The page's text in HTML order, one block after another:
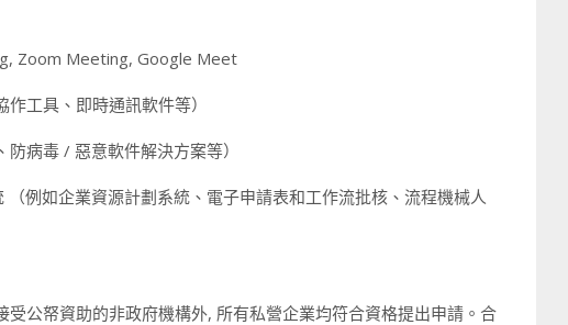
Zoom Meeting, Google Meet
工具、即時通訊軟件等）
病毒 / 惡意軟件解決方案等）
例如企業資源計劃系統、電子申請表和工作流批核、流程機械人
受公帑資助的非政府機構外, 所有私營企業均符合資格提出申請。合